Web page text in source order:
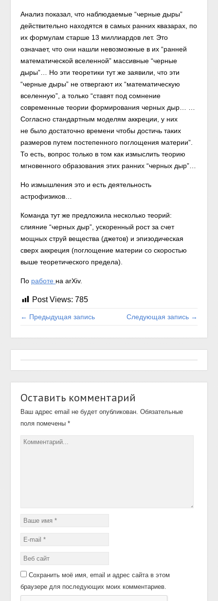
Анализ показал, что наблюдаемые “черные дыры”
действительно находятся в самых ранних квазарах, по
их формулам старше 13 миллиардов лет. Это
означает, что они нашли невозможные в их “ранней
математической вселенной” массивные “черные
дыры”… Но эти теоретики тут же заявили, что эти
“черные дыры” не отвергают их “математическую
вселенную”, а только “ставят под сомнение
современные теории формирования черных дыр… …
Согласно стандартным моделям аккреции, у них
не было достаточно времени чтобы достичь таких
размеров путем постепенного поглощения материи”.
То есть, вопрос только в том как измыслить теорию
мгновенного образования этих ранних “черных дыр”…
Но измышления это и есть деятельность
астрофизиков…
Команда тут же предложила несколько теорий:
слияние “черных дыр”, ускоренный рост за счет
мощных струй вещества (джетов) и эпизодическая
сверх аккреция (поглощение материи со скоростью
выше теоретического предела).
По работе на arXiv.
Post Views: 785
← Предыдущая запись Следующая запись →
Оставить комментарий
Ваш адрес email не будет опубликован. Обязательные
поля помечены*
Сохранить моё имя, email и адрес сайта в этом
браузере для последующих моих комментариев.